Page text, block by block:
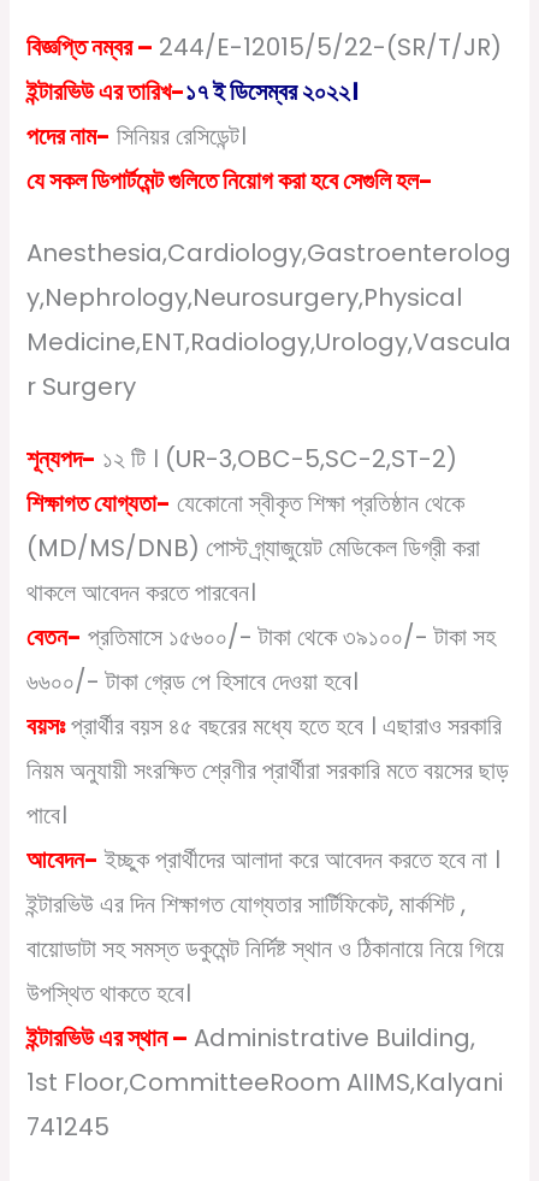
বিজ্ঞপ্তি নম্বর – 244/E-12015/5/22-(SR/T/JR)
ইন্টারভিউ এর তারিখ-১৭ ই ডিসেম্বর ২০২২।
পদের নাম- সিনিয়র রেসিডেন্ট।
যে সকল ডিপার্টমেন্ট গুলিতে নিয়োগ করা হবে সেগুলি হল-
Anesthesia,Cardiology,Gastroenterolog
y,Nephrology,Neurosurgery,Physical
Medicine,ENT,Radiology,Urology,Vascula
r Surgery
শূন্যপদ- ১২ টি । (UR-3,OBC-5,SC-2,ST-2)
শিক্ষাগত যোগ্যতা- যেকোনো স্বীকৃত শিক্ষা প্রতিষ্ঠান থেকে
(MD/MS/DNB) পোস্ট গ্র্যাজুয়েট মেডিকেল ডিগ্রী করা
থাকলে আবেদন করতে পারবেন।
বেতন- প্রতিমাসে ১৫৬০০/- টাকা থেকে ৩৯১০০/- টাকা সহ
৬৬০০/- টাকা গ্রেড পে হিসাবে দেওয়া হবে।
বয়সঃপ্রার্থীর বয়স ৪৫ বছরের মধ্যে হতে হবে । এছারাও সরকারি
নিয়ম অনুযায়ী সংরক্ষিত শ্রেণীর প্রার্থীরা সরকারি মতে বয়সের ছাড়
পাবে।
আবেদন- ইচ্ছুক প্রার্থীদের আলাদা করে আবেদন করতে হবে না ।
ইন্টারভিউ এর দিন শিক্ষাগত যোগ্যতার সার্টিফিকেট, মার্কশিট ,
বায়োডাটা সহ সমস্ত ডকুমেন্ট নির্দিষ্ট স্থান ও ঠিকানায়ে নিয়ে গিয়ে
উপস্থিত থাকতে হবে।
ইন্টারভিউ এর স্থান – Administrative Building,
1st Floor,CommitteeRoom AIIMS,Kalyani
741245